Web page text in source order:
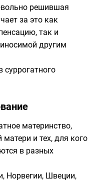
решившая
за это как
так и
другим
суррогатного
материнство,
матери и тех, для кого
в разных
, Норвегии, Швеции,